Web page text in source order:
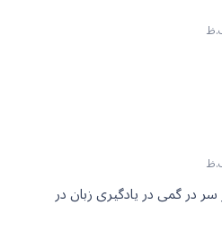
در گمی در یادگیری زبان در